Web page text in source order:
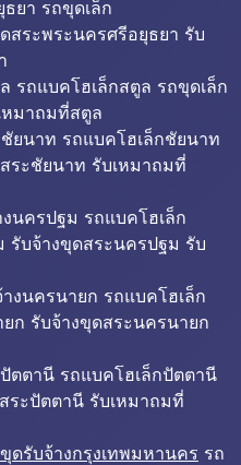
ยา รถขุดเล็ก
สระพระนครศรีอยุธยา รับ
รถแบคโฮเล็กสตูล รถขุดเล็ก
หมาถมที่สตูล
ยนาท รถแบคโฮเล็กชัยนาท
ระชัยนาท รับเหมาถมที่
นครปฐม รถแบคโฮเล็ก
รับจ้างขุดสระนครปฐม รับ
งนครนายก รถแบคโฮเล็ก
ก รับจ้างขุดสระนครนายก
ตตานี รถแบคโฮเล็กปัตตานี
ระปัตตานี รับเหมาถมที่
ดรับจ้างกรุงเทพมหานคร รถ